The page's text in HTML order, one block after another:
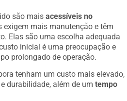
são mais
acessíveis no
exigem mais manutenção e têm
Elas são uma escolha adequada
inicial é uma preocupação e
prolongado de operação.
tenham um custo mais elevado,
durabilidade, além de umtempo